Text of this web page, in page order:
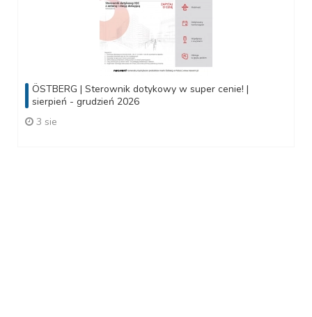
ÖSTBERG | Sterownik dotykowy w super cenie! |
sierpień - grudzień 2026
3 sie